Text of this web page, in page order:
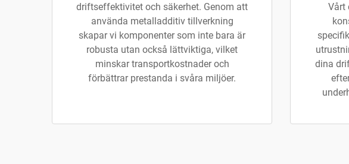
driftseffektivitet och säkerhet. Genom att
använda metalladditiv tillverkning
skapar vi komponenter som inte bara är
robusta utan också lättviktiga, vilket
minskar transportkostnader och
förbättrar prestanda i svåra miljöer.
Vårt
dina